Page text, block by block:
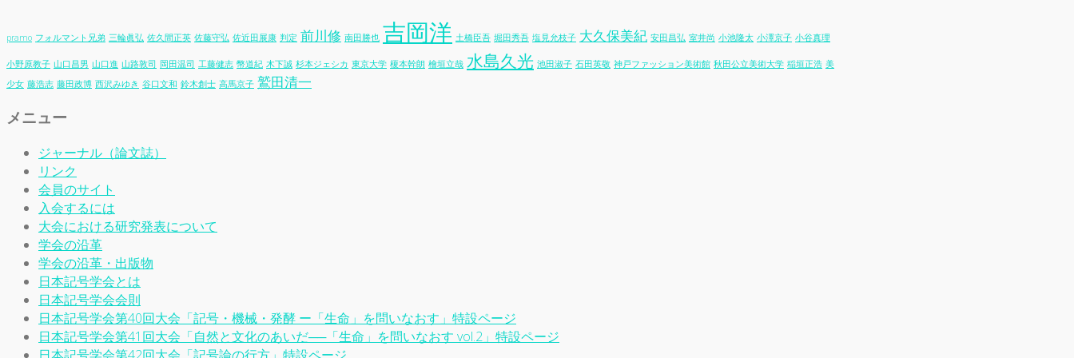
pramo フォルマント兄弟 三輪眞弘 佐久間正英 佐藤守弘 佐近田展康 判定 前川修 南田勝也 吉岡洋 土橋臣吾 堀田秀吾 塩見允枝子 大久保美紀 安田昌弘 室井尚 小池隆太 小澤京子 小谷真理
小野原教子 山口昌男 山口進 山路敦司 岡田温司 工藤健志 幣道紀 木下誠 杉本ジェシカ 東京大学 榎本幹朗 檜垣立哉 水島久光 池田淑子 石田英敬 神戸ファッション美術館 秋田公立美術大学 稲垣正浩 美
少女 藤浩志 藤田政博 西沢みゆき 谷口文和 鈴木創士 高馬京子 鷲田清一
メニュー
ジャーナル（論文誌）
リンク
会員のサイト
入会するには
大会における研究発表について
学会の沿革
学会の沿革・出版物
日本記号学会とは
日本記号学会会則
日本記号学会第40回大会「記号・機械・発酵 ー「生命」を問いなおす」特設ページ
日本記号学会第41回大会「自然と文化のあいだ──「生命」を問いなおす vol.2」特設ページ
日本記号学会第42回大会「記号論の行方」特設ページ